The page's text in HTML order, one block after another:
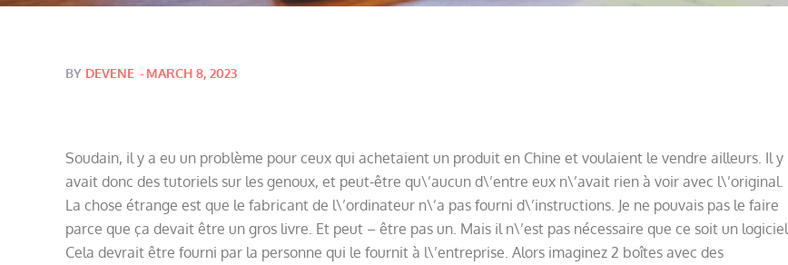
BY DEVENE Posted
MARCH 8, 2023
Soudain, il y a eu un problème pour ceux qui achetaient un produit en Chine et voulaient le vendre ailleurs. Il y
avait donc des tutoriels sur les genoux, et peut-être qu\’aucun d\’entre eux n\’avait rien à voir avec l\’original.
La chose étrange est que le fabricant de l\’ordinateur n\’a pas fourni d\’instructions. Je ne pouvais pas le faire
parce que ça devait être un gros livre. Et peut – être pas un. Mais il n\’est pas nécessaire que ce soit un logiciel.
Cela devrait être fourni par la personne qui le fournit à l\’entreprise. Alors imaginez 2 boîtes avec des